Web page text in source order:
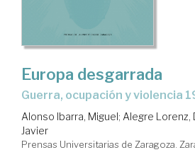
Europa desgarrada
guerra, ocupación y violencia
Alonso Ibarra, Miguel; Alegre Lorenz,
Javier
Prensas Universitarias de Zaragoza.